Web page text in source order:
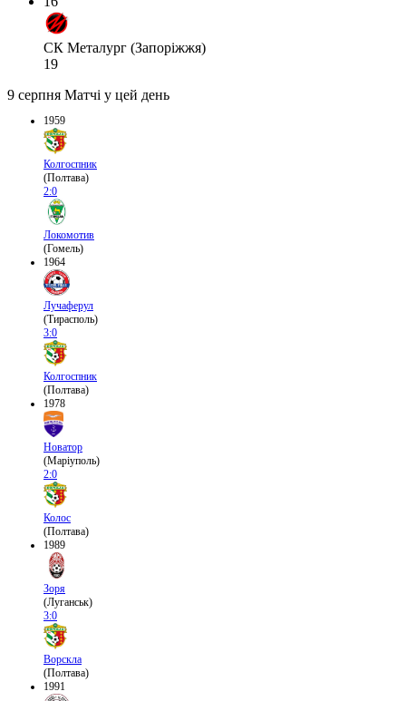
СК Металург (Запоріжжя)
19
9 серпня Матчі у цей день
1959
Колгоспник
(Полтава)
2:0
Локомотив
(Гомель)
1964
Лучаферул
(Тирасполь)
3:0
Колгоспник
(Полтава)
1978
Новатор
(Маріуполь)
2:0
Колос
(Полтава)
1989
Зоря
(Луганськ)
3:0
Ворскла
(Полтава)
1991